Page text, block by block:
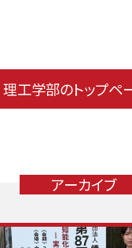
理工学部のトップペ
アーカイブ